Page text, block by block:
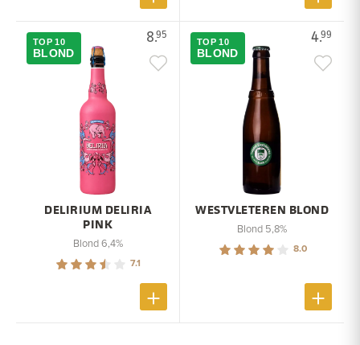
8.95
TOP 10
BLOND
DELIRIUM DELIRIA
PINK
Blond 6,4%
7.1
4.99
TOP 10
BLOND
WESTVLETEREN BLOND
Blond 5,8%
8.0